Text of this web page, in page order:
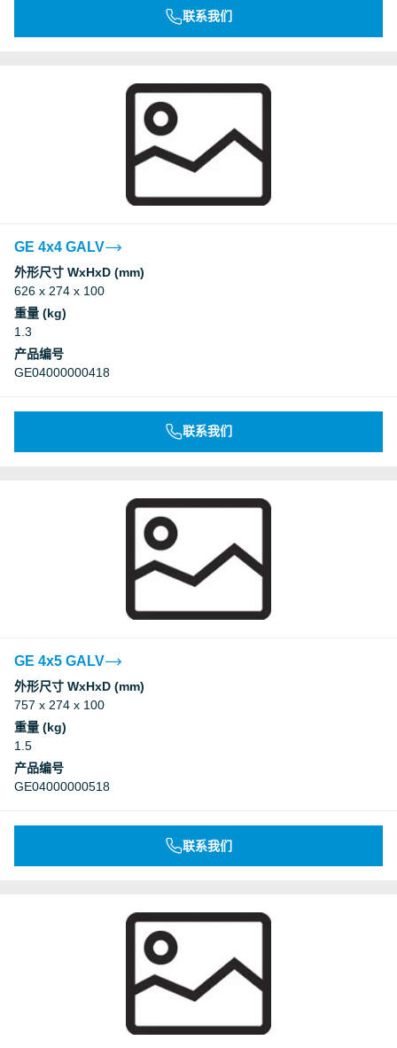
联系我们
GE 4x4 GALV
外形尺寸 WxHxD (mm)
626 x 274 x 100
重量 (kg)
1.3
产品编号
GE04000000418
联系我们
GE 4x5 GALV
外形尺寸 WxHxD (mm)
757 x 274 x 100
重量 (kg)
1.5
产品编号
GE04000000518
联系我们